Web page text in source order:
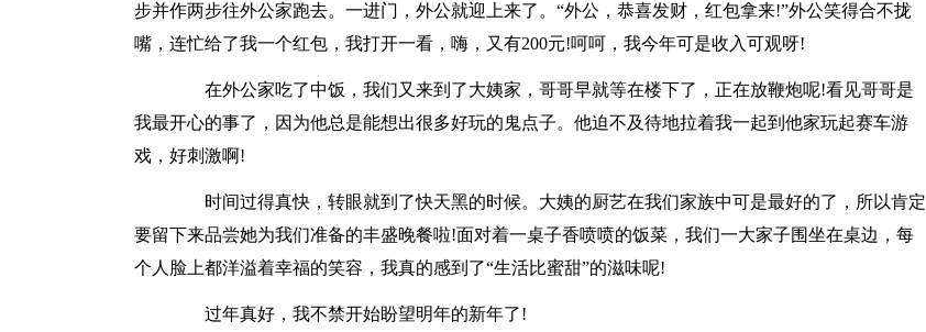
步并作两步往外公家跑去。一进门，外公就迎上来了。“外公，恭喜发财，红包拿来!”外公笑得合不拢
嘴，连忙给了我一个红包，我打开一看，嗨，又有200元!呵呵，我今年可是收入可观呀!
在外公家吃了中饭，我们又来到了大姨家，哥哥早就等在楼下了，正在放鞭炮呢!看见哥哥是
我最开心的事了，因为他总是能想出很多好玩的鬼点子。他迫不及待地拉着我一起到他家玩起赛车游
戏，好刺激啊!
时间过得真快，转眼就到了快天黑的时候。大姨的厨艺在我们家族中可是最好的了，所以肯定
要留下来品尝她为我们准备的丰盛晚餐啦!面对着一桌子香喷喷的饭菜，我们一大家子围坐在桌边，每
个人脸上都洋溢着幸福的笑容，我真的感到了“生活比蜜甜”的滋味呢!
过年真好，我不禁开始盼望明年的新年了!